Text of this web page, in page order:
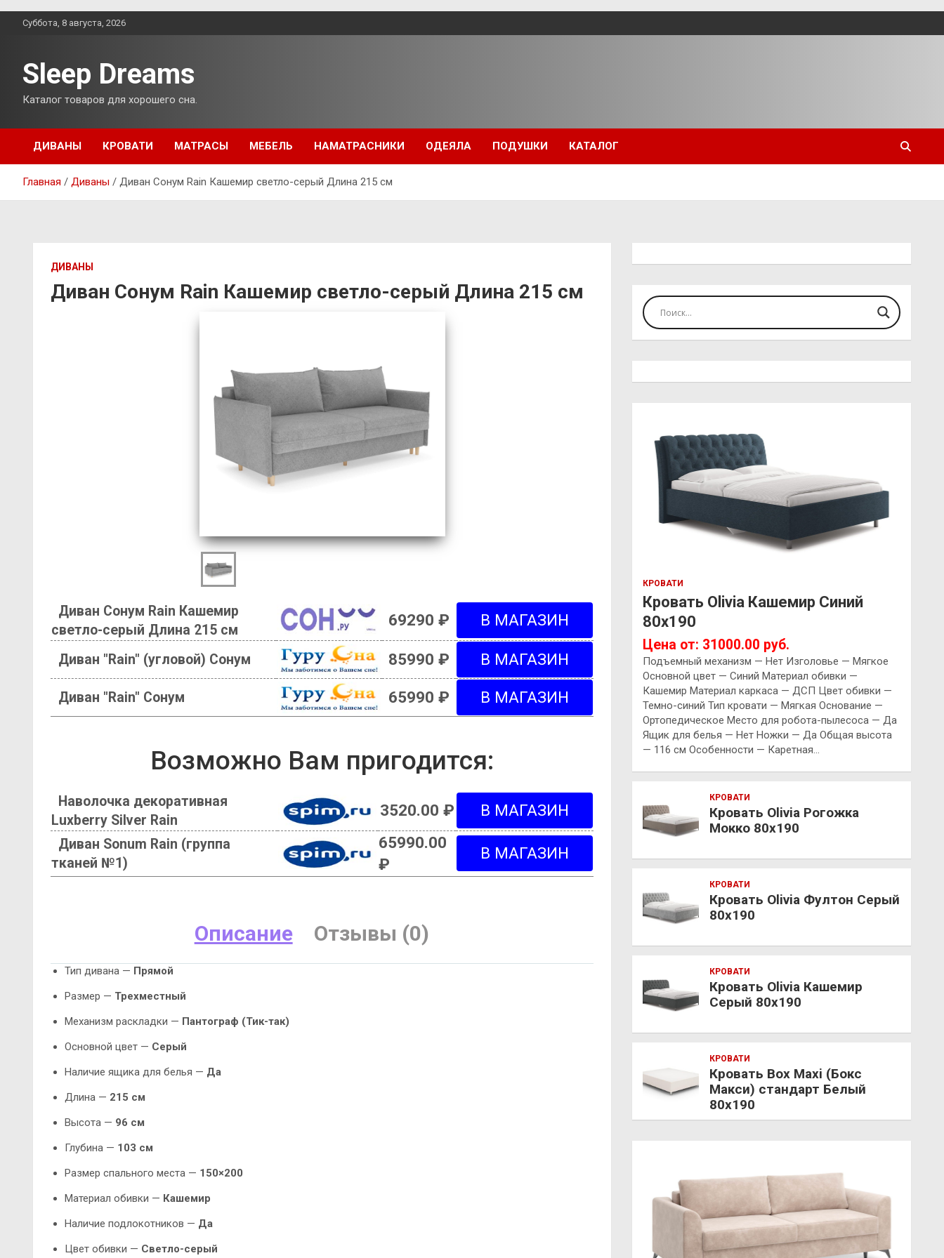
ПерейтиСуббота, 8 августа, 2026
Sleep Dreams
Каталог товаров для хорошего сна.
ДИВАНЫ КРОВАТИ МАТРАСЫ МЕБЕЛЬ НАМАТРАСНИКИ ОДЕЯЛА ПОДУШКИ КАТАЛОГ
Главная Диваны Диван Сонум Rain Кашемир светло-серый Длина 215 см
ДИВАНЫ
Диван Сонум Rain Кашемир светло-серый Длина 215 см
Диван Сонум Rain Кашемир
светло-серый Длина 215 см
69290 ₽
Диван "Rain" (угловой) Сонум 85990 ₽
Диван "Rain" Сонум 65990 ₽
Возможно Вам пригодится:
Наволочка декоративная
Luxberry Silver Rain
3520.00 ₽
Диван Sonum Rain (группа
тканей №1)
65990.00
₽
Описание Отзывы (0)
Тип дивана — Прямой
Размер — Трехместный
Механизм раскладки — Пантограф (Тик-так)
Основной цвет — Серый
Наличие ящика для белья — Да
Длина — 215 см
Высота — 96 см
Глубина — 103 см
Размер спального места — 150×200
Материал обивки — Кашемир
Наличие подлокотников — Да
Цвет обивки — Светло-серый
КРОВАТИ
Кровать Olivia Кашемир Синий
80х190
Цена от: 31000.00 руб.
Подъемный механизм — Нет Изголовье — Мягкое
Основной цвет — Синий Материал обивки —
Кашемир Материал каркаса — ДСП Цвет обивки —
Темно-синий Тип кровати — Мягкая Основание —
Ортопедическое Место для робота-пылесоса — Да
Ящик для белья — Нет Ножки — Да Общая высота
— 116 см Особенности — Каретная…
КРОВАТИ
Кровать Olivia Рогожка
Мокко 80х190
КРОВАТИ
Кровать Olivia Фултон Серый
80х190
КРОВАТИ
Кровать Olivia Кашемир
Серый 80х190
КРОВАТИ
Кровать Box Maxi (Бокс
Макси) стандарт Белый
80х190